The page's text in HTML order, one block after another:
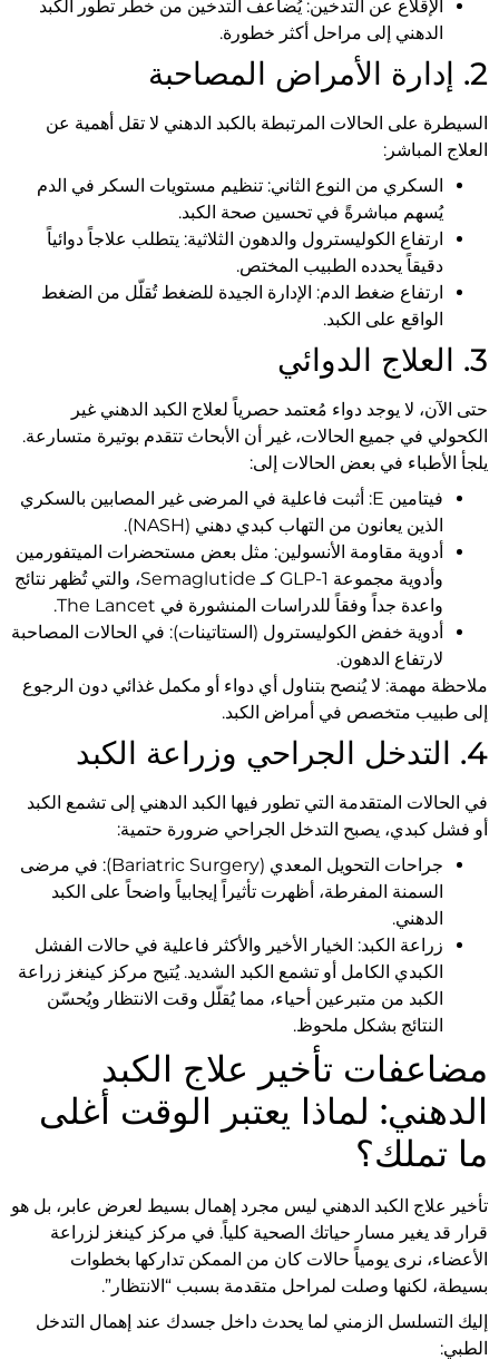
الإقلاع عن التدخين: يُضاعف التدخين من خطر تطور الكبد
الدهني إلى مراحل أكثر خطورة.
2. إدارة الأمراض المصاحبة
السيطرة على الحالات المرتبطة بالكبد الدهني لا تقل أهمية عن
العلاج المباشر:
السكري من النوع الثاني: تنظيم مستويات السكر في الدم
يُسهم مباشرةً في تحسين صحة الكبد.
ارتفاع الكوليسترول والدهون الثلاثية: يتطلب علاجاً دوائياً
دقيقاً يحدده الطبيب المختص.
ارتفاع ضغط الدم: الإدارة الجيدة للضغط تُقلّل من الضغط
الواقع على الكبد.
3. العلاج الدوائي
حتى الآن، لا يوجد دواء مُعتمد حصرياً لعلاج الكبد الدهني غير
الكحولي في جميع الحالات، غير أن الأبحاث تتقدم بوتيرة متسارعة.
يلجأ الأطباء في بعض الحالات إلى:
فيتامين E: أثبت فاعلية في المرضى غير المصابين بالسكري
الذين يعانون من التهاب كبدي دهني (NASH).
أدوية مقاومة الأنسولين: مثل بعض مستحضرات الميتفورمين
وأدوية مجموعة GLP-1 كـ Semaglutide، والتي تُظهر نتائج
واعدة جداً وفقاً للدراسات المنشورة في The Lancet.
أدوية خفض الكوليسترول (الستاتينات): في الحالات المصاحبة
لارتفاع الدهون.
ملاحظة مهمة: لا يُنصح بتناول أي دواء أو مكمل غذائي دون الرجوع
إلى طبيب متخصص في أمراض الكبد.
4. التدخل الجراحي وزراعة الكبد
في الحالات المتقدمة التي تطور فيها الكبد الدهني إلى تشمع الكبد
أو فشل كبدي، يصبح التدخل الجراحي ضرورة حتمية:
جراحات التحويل المعدي (Bariatric Surgery): في مرضى
السمنة المفرطة، أظهرت تأثيراً إيجابياً واضحاً على الكبد
الدهني.
زراعة الكبد: الخيار الأخير والأكثر فاعلية في حالات الفشل
الكبدي الكامل أو تشمع الكبد الشديد. يُتيح مركز كينغز زراعة
الكبد من متبرعين أحياء، مما يُقلّل وقت الانتظار ويُحسّن
النتائج بشكل ملحوظ.
مضاعفات تأخير علاج الكبد
الدهني: لماذا يعتبر الوقت أغلى
ما تملك؟
تأخير علاج الكبد الدهني ليس مجرد إهمال بسيط لعرض عابر، بل هو
قرار قد يغير مسار حياتك الصحية كلياً. في مركز كينغز لزراعة
الأعضاء، نرى يومياً حالات كان من الممكن تداركها بخطوات
بسيطة، لكنها وصلت لمراحل متقدمة بسبب “الانتظار”.
إليك التسلسل الزمني لما يحدث داخل جسدك عند إهمال التدخل
الطبي: